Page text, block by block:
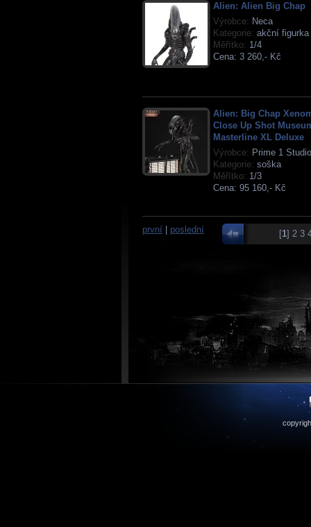
Alien: Alien Big Chap
Výrobce: Neca
Kategorie: akční figurka
Měřítko: 1/4
Cena: 3 260,- Kč
Alien: Big Chap
Close Up Shot
Masterline XL Deluxe
Výrobce: Prime 1 Studio
Kategorie: soška
Měřítko: 1/3
Cena: 95 160,- Kč
první poslední [1]2 3